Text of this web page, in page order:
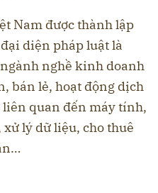
Nam được thành lập
diện pháp luật là
nghề kinh doanh
bán lẻ, hoạt động dịch
liên quan đến máy tính,
lý dữ liệu, cho thuê